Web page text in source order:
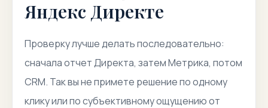
Яндекс Директе
Проверку лучше делать последовательно:
сначала отчет Директа, затем Метрика, потом
CRM. Так вы не примете решение по одному
клику или по субъективному ощущению от